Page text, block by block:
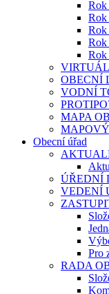
Rok
Rok
Rok
Rok
Rok
OBECNÍ
VODNÍ
MAPA
Obecní úřad
ÚŘEDNÍ
VEDENÍ
Pro
RADA